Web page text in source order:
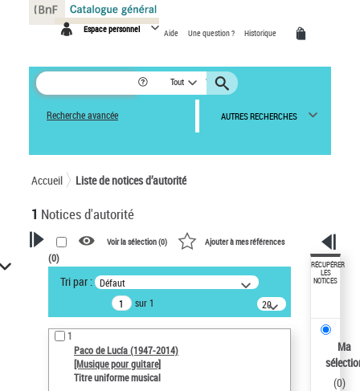
Espace personnel Aide Une question ? Historique
Tout
Recherche avancée AUTRES RECHERCHES
Accueil Liste de notices d’autorité
1 Notices d'autorité
VOTRE RECHERCHE
Recherche avancée dans les
notices d’autorité
Œuvres liées à l'auteur :
Paco de Lucía (1947-2014)
Type de notice d'autorité
Voir la sélection (0) Ajouter à mes références
(0)
Tri par : Défaut
sur 1
20
résultats/page
1
Paco de Lucía (1947-2014)
[Musique pour guitare]
Titre uniforme musical
RÉCUPÉRER
LES
NOTICES
Ma
(0)
Panneau de gestion des cookies